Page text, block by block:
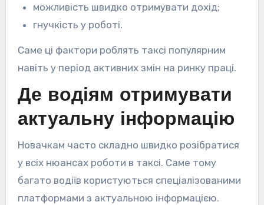
можливість швидко отримувати дохід;
гнучкість у роботі.
Саме ці фактори роблять таксі популярним
навіть у період активних змін на ринку праці.
Де водіям отримувати
актуальну інформацію
Новачкам часто складно швидко розібратися
у всіх нюансах роботи в таксі. Саме тому
багато водіїв користуються спеціалізованими
платформами з актуальною інформацією.